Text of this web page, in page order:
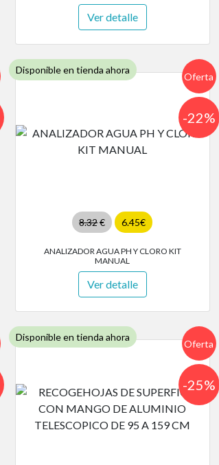
Ver detalle
Disponible en tienda ahora
Oferta
8.32€ 6.45€
-22%
ANALIZADOR AGUA PH Y CLORO KIT
MANUAL
Ver detalle
Disponible en tienda ahora
Oferta
-25%